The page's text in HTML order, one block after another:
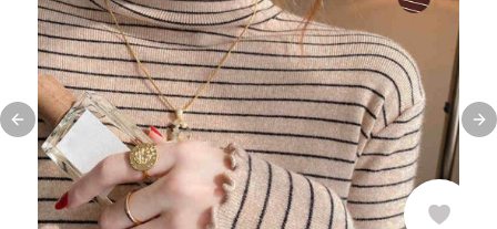
Previous slide